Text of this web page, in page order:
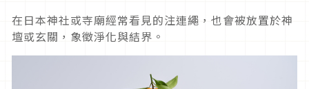
在日本神社或寺廟經常看見的注連繩，也會被放置於神
壇或玄關，象徵淨化與結界。